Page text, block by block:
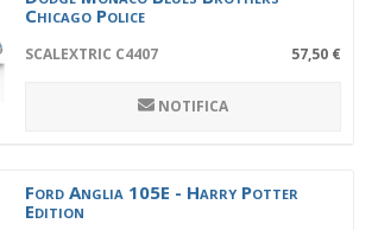
Chicago Police
SCALEXTRIC C4407 57,50 €
NOTIFICA
Ford Anglia 105E - Harry Potter
Edition